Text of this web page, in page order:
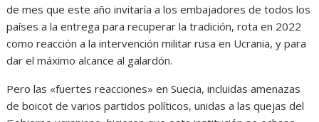
de mes que este año invitaría a los embajadores de todos los
países a la entrega para recuperar la tradición, rota en 2022
como reacción a la intervención militar rusa en Ucrania, y para
dar el máximo alcance al galardón.
Pero las «fuertes reacciones» en Suecia, incluidas amenazas
de boicot de varios partidos políticos, unidas a las quejas del